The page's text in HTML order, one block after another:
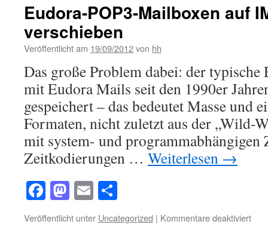
Eudora-POP3-Mailboxen auf
verschieben
Veröffentlicht am 19/09/2012von hh
Das große Problem dabei: der typische
mit Eudora Mails seit den 1990er
gespeichert – das bedeutet Masse und
Formaten, nicht zuletzt aus der „Wild-
mit system- und programmabhängigen
Zeitkodierungen … Weiterlesen →
Facebook
Mastodon
Email
Veröffentlicht unter Uncategorized | Kommentare deaktiviertfür